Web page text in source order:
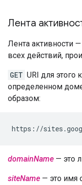
Лента
Лента активности
всех действий,
GET URI для этого
определенном
образом:
https://
domainName — это
siteName — это имя